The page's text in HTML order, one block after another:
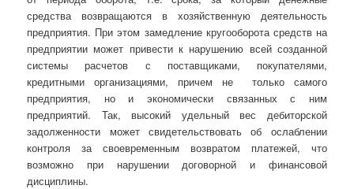
средства возвращаются в хозяйственную деятельность
предприятия. При этом замедление кругооборота средств на
предприятии может привести к нарушению всей созданной
системы расчетов с поставщиками, покупателями,
кредитными организациями, причем не только самого
предприятия, но и экономически связанных с ним
предприятий. Так, высокий удельный вес дебиторской
задолженности может свидетельствовать об ослаблении
контроля за своевременным возвратом платежей, что
возможно при нарушении договорной и финансовой
дисциплины.